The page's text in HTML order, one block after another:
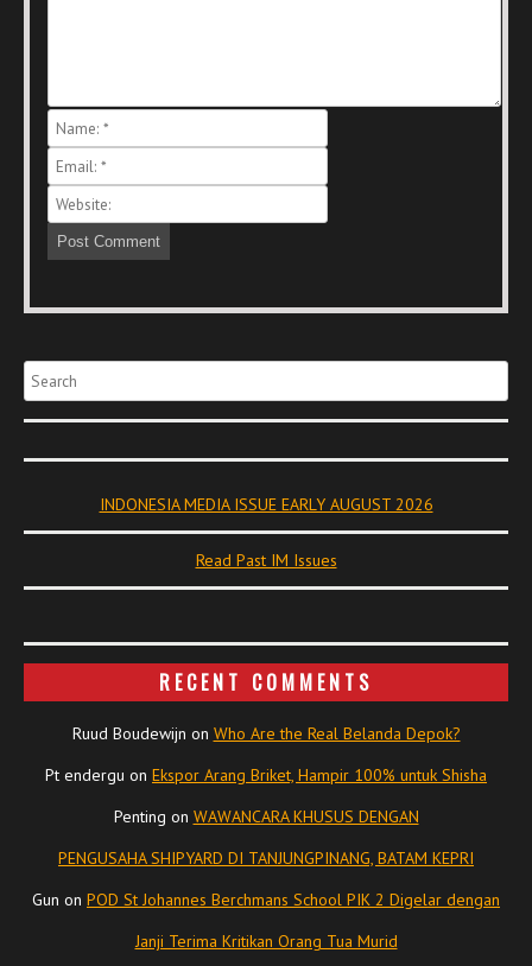
Search
INDONESIA MEDIA ISSUE EARLY AUGUST 2026
Read Past IM Issues
RECENT COMMENTS
Ruud Boudewijn on Who Are the Real Belanda Depok?
Pt endergu on Ekspor Arang Briket, Hampir 100% untuk Shisha
Penting on WAWANCARA KHUSUS DENGAN
PENGUSAHA SHIPYARD DI TANJUNGPINANG, BATAM KEPRI
Gun on POD St Johannes Berchmans School PIK 2 Digelar dengan
Janji Terima Kritikan Orang Tua Murid